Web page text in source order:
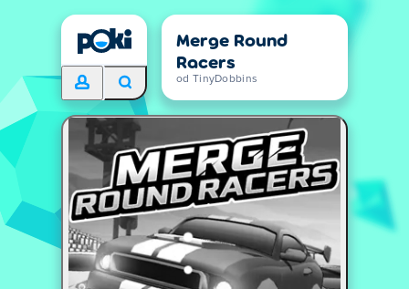
Merge Round
Racers
od TinyDobbins